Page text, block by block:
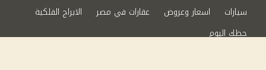
سيارات
اسعار وعروض عقارات في مصر
الابراج الفلكية
حظك اليوم